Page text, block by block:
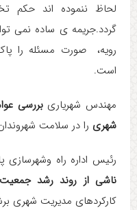
لحاظ ننموده اند حکم
گردد.جریمه ی ساده نمی
رویه، صورت مسئله را
است.
مهندس شهریاریبررسی
شهری را در سلامت
رئیس اداره راه وشهرسازی
ناشی از روند رشد
کارکردهای مدیریت شهری